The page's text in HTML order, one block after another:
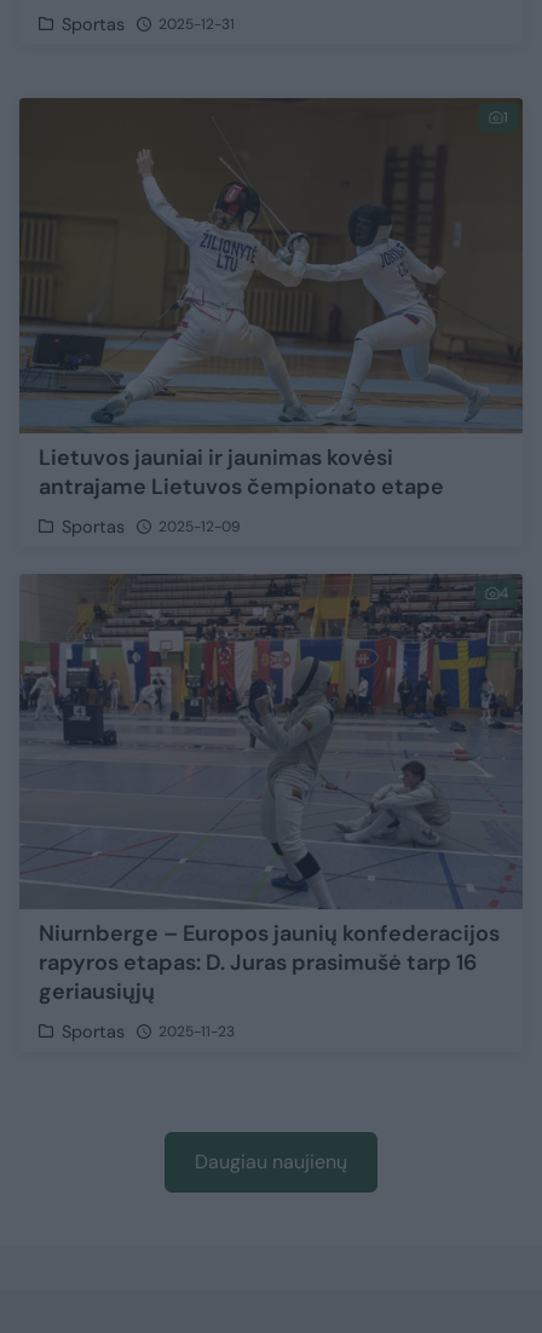
Sportas 2025-12-31
1
Lietuvos jauniai ir jaunimas kovėsi
antrajame Lietuvos čempionato etape
Sportas 2025-12-09
4
Niurnberge – Europos jaunių konfederacijos
rapyros etapas: D. Juras prasimušė tarp 16
geriausiųjų
Sportas 2025-11-23
Daugiau naujienų